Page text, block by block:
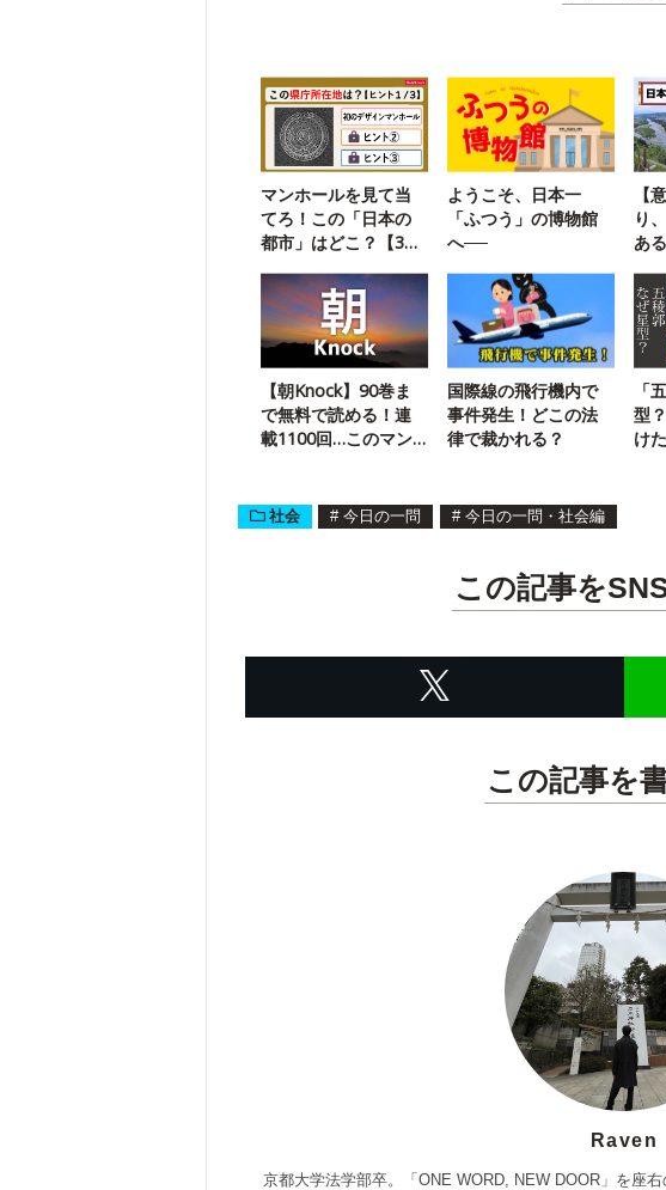
マンホールを見て当
てろ！この「日本の
都市」はどこ？【3ヒ
ようこそ、日本一
「ふつう」の博物館
へ──
【
り
あ
【朝Knock】90巻ま
で無料で読める！連
載1100回…このマン
国際線の飛行機内で
事件発生！どこの法
律で裁かれる？
「
型
け
社会 # 今日の一問 # 今日の一問・社会編
この記事を
この記事を
Raven
京都大学法学部卒。「ONE WORD, NEW DOOR」を座